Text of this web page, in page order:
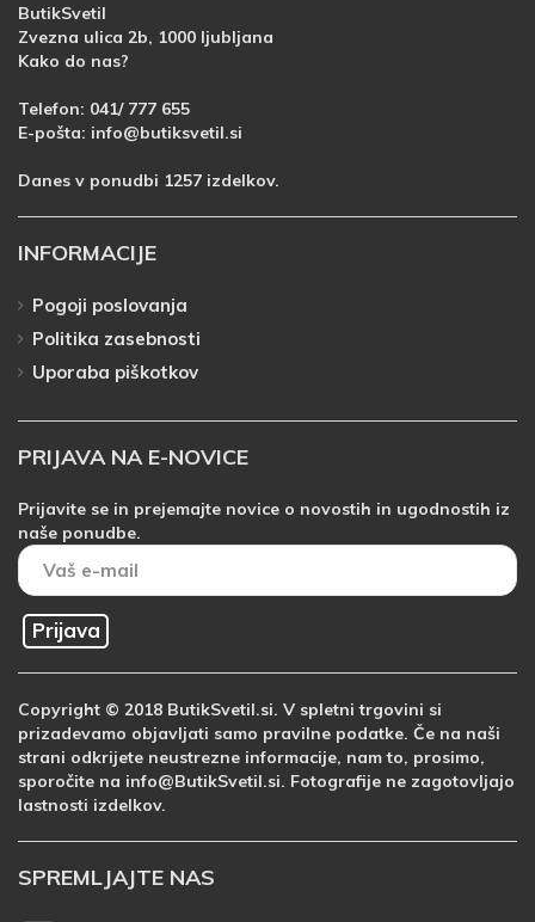
ButikSvetil
Zvezna ulica 2b, 1000 ljubljana
Kako do nas?
Telefon: 041/ 777 655
E-pošta: info@butiksvetil.si
Danes v ponudbi 1257 izdelkov.
INFORMACIJE
Pogoji poslovanja
Politika zasebnosti
Uporaba piškotkov
PRIJAVA NA E-NOVICE
Prijavite se in prejemajte novice o novostih in ugodnostih iz
naše ponudbe.
Prijava
Copyright © 2018 ButikSvetil.si. V spletni trgovini si
prizadevamo objavljati samo pravilne podatke. Če na naši
strani odkrijete neustrezne informacije, nam to, prosimo,
sporočite na info@ButikSvetil.si. Fotografije ne zagotovljajo
lastnosti izdelkov.
SPREMLJAJTE NAS